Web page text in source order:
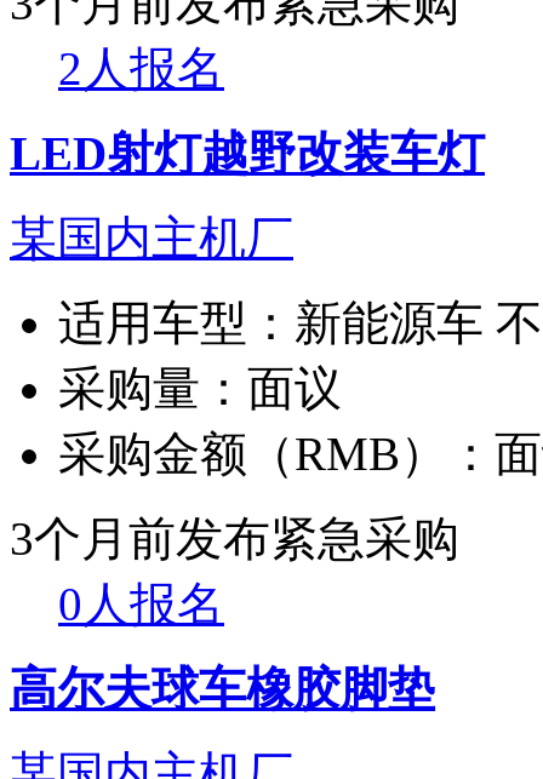
2人报名
LED射灯越野改装车灯
某国内主机厂
适用车型： 新能源车
采购量： 面议
采购金额（RMB）：
3个月前发布紧急采购
0人报名
高尔夫球车橡胶脚垫